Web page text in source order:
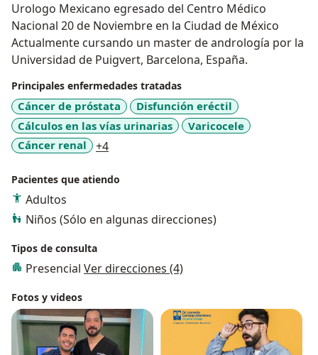
Urologo Mexicano egresado del Centro Médico
Nacional 20 de Noviembre en la Ciudad de México
Actualmente cursando un master de andrología por la
Universidad de Puigvert, Barcelona, España.
Principales enfermedades tratadas
Cáncer de próstata
Disfunción eréctil
Cálculos en las vías urinarias
Varicocele
Cáncer renal
+4a11y_sr_more_diseases
Pacientes que atiendo
Adultos
Niños (Sólo en algunas direcciones)
Tipos de consulta
Presencial Ver direcciones (4)
Fotos y videos